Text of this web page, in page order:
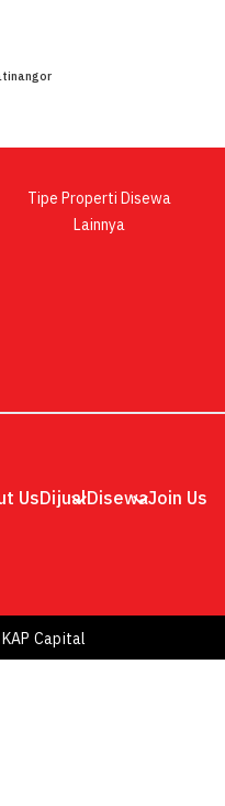
Tipe Properti Disewa
Lainnya
UsDijualDisewaJoin Us
Capital